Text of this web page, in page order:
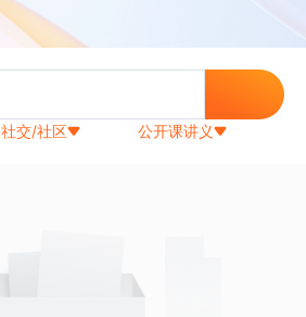
社交/社区 公开课讲义